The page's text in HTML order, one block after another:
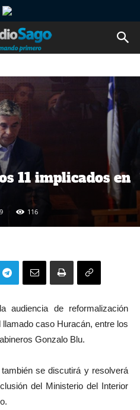
11 implicados en
116
audiencia de reformalización
caso Huracán, entre los
Gonzalo Blu.
se discutirá y resolverá
del Ministerio del Interior